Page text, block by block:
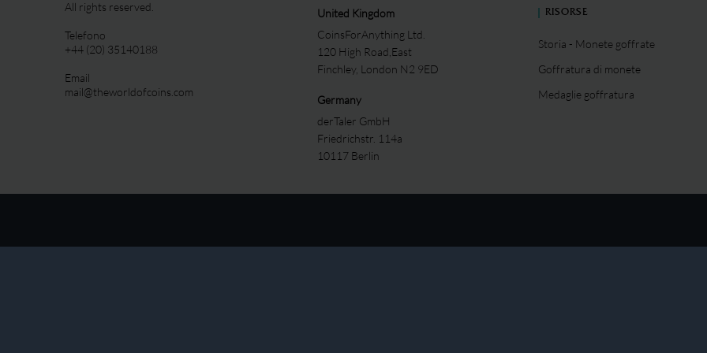
All rights reserved.
Telefono
+44 (20) 35140188
Email
mail@theworldofcoins.com
United Kingdom
CoinsForAnything Ltd.
120 High Road,East
Finchley, London N2 9ED
Germany
derTaler GmbH
Friedrichstr. 114a
10117 Berlin
RISORSE
Storia - Monete goffrate
Goffratura di monete
Medaglie goffratura